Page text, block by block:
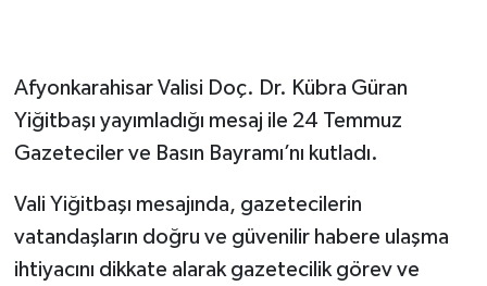
Afyonkarahisar Valisi Doç. Dr. Kübra Güran
Yiğitbaşı yayımladığı mesaj ile 24 Temmuz
Gazeteciler ve Basın Bayramı’nı kutladı.
Vali Yiğitbaşı mesajında, gazetecilerin
vatandaşların doğru ve güvenilir habere ulaşma
ihtiyacını dikkate alarak gazetecilik görev ve